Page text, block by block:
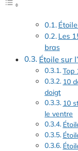
Les
bras
Étoile sur
Top
10
doigt
10
le ventre